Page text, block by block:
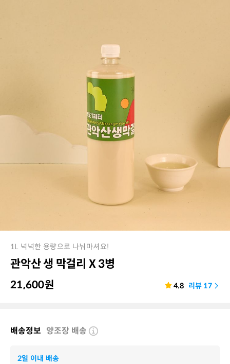
1L 넉넉한 용량으로 나눠마셔요!
관악산 생 막걸리 X 3병
21,600원 4.8 리뷰 17
배송정보 양조장 배송
2일 이내 배송